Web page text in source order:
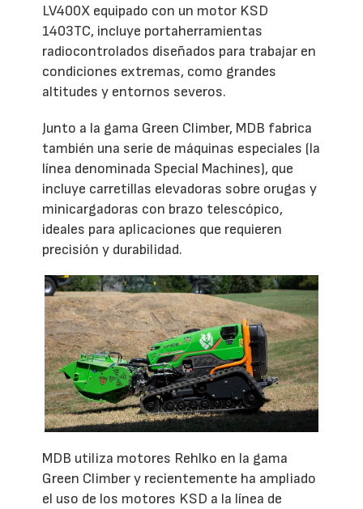
LV400X equipado con un motor KSD
1403TC, incluye portaherramientas
radiocontrolados diseñados para trabajar en
condiciones extremas, como grandes
altitudes y entornos severos.
Junto a la gama Green Climber, MDB fabrica
también una serie de máquinas especiales (la
línea denominada Special Machines), que
incluye carretillas elevadoras sobre orugas y
minicargadoras con brazo telescópico,
ideales para aplicaciones que requieren
precisión y durabilidad.
MDB utiliza motores Rehlko en la gama
Green Climber y recientemente ha ampliado
el uso de los motores KSD a la línea de